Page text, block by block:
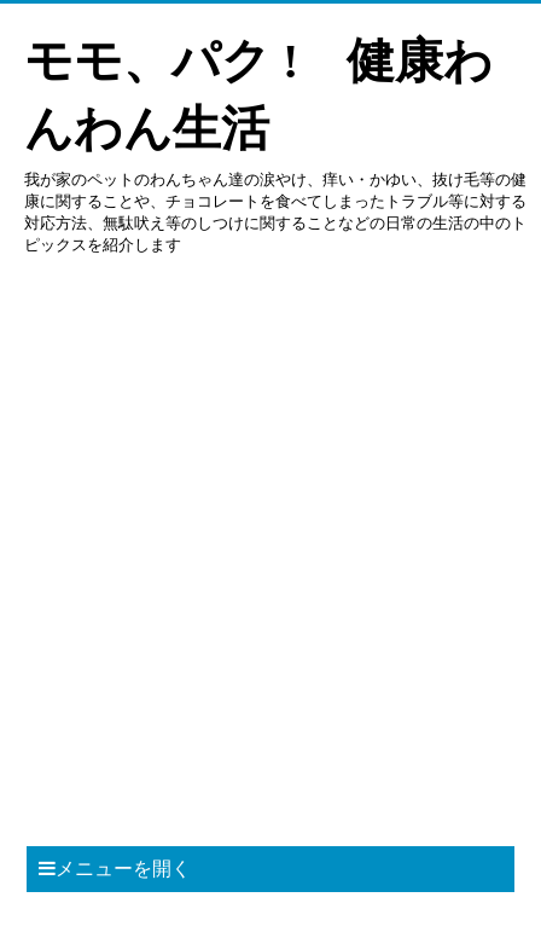
モモ、パク ! 健康わ
んわん生活
我が家のペットのわんちゃん達の涙やけ、痒い・かゆい、抜け毛等の健
康に関することや、チョコレートを食べてしまったトラブル等に対する
対応方法、無駄吠え等のしつけに関することなどの日常の生活の中のト
ピックスを紹介します
メニューを開く